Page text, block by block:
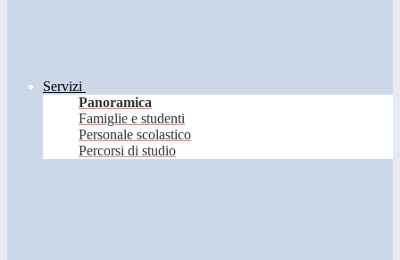
Servizi
Panoramica
Famiglie e studenti
Personale scolastico
Percorsi di studio